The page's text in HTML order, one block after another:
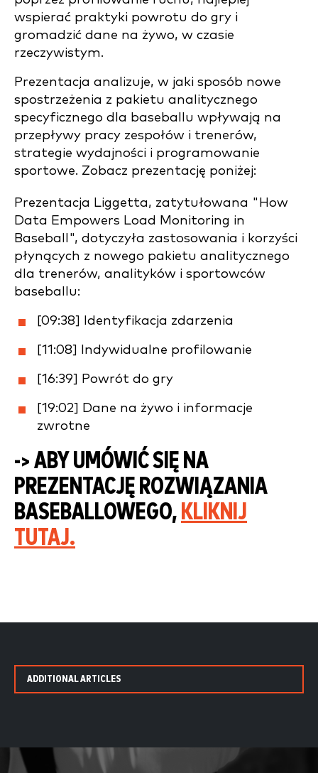
wspierać praktyki powrotu do gry i
gromadzić dane na żywo, w czasie
rzeczywistym.
Prezentacja analizuje, w jaki sposób nowe
spostrzeżenia z pakietu analitycznego
specyficznego dla baseballu wpływają na
przepływy pracy zespołów i trenerów,
strategie wydajności i programowanie
sportowe. Zobacz prezentację poniżej:
Prezentacja Liggetta, zatytułowana "How
Data Empowers Load Monitoring in
Baseball", dotyczyła zastosowania i korzyści
płynących z nowego pakietu analitycznego
dla trenerów, analityków i sportowców
baseballu:
[09:38] Identyfikacja zdarzenia
[11:08] Indywidualne profilowanie
[16:39] Powrót do gry
[19:02] Dane na żywo i informacje
zwrotne
-> ABY UMÓWIĆ SIĘ NA
PREZENTACJĘ ROZWIĄZANIA
BASEBALLOWEGO, KLIKNIJ
TUTAJ.
ADDITIONAL ARTICLES